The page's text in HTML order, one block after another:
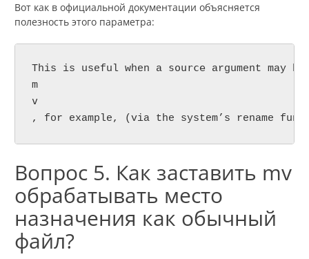
Вот как в официальной документации объясняется
полезность этого параметра:
This is useful when a source argument may
m
v
, for example, (via the system’s rename
Вопрос 5. Как заставить mv
обрабатывать место
назначения как обычный
файл?